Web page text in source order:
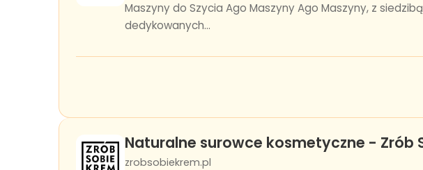
Maszyny do Szycia Ago Maszyny Ago Maszyny, z
dedykowanych...
Naturalne surowce kosmetyczne - Zrób
zrobsobiekrem.pl